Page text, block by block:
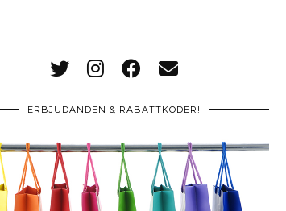
ERBJUDANDEN & RABATTKODER!